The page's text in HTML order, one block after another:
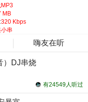
MB
320 Kbps
串
嗨友在听
）DJ串烧
有24549人听过